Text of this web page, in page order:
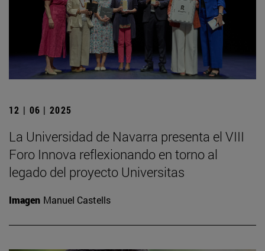
12 | 06 | 2025
La Universidad de Navarra presenta el VIII
Foro Innova reflexionando en torno al
legado del proyecto Universitas
Imagen Manuel Castells